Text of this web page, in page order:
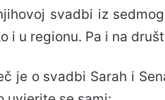
svadbi iz
i u regionu. Pa i na
je o svadbi Sarah i